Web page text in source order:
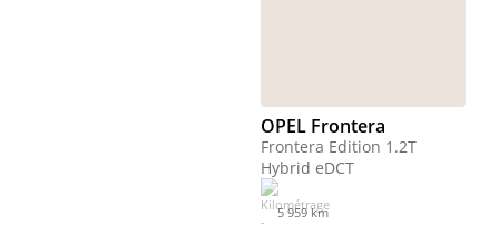
OPEL Frontera
Frontera Edition 1.2T
Hybrid eDCT
5 959 km